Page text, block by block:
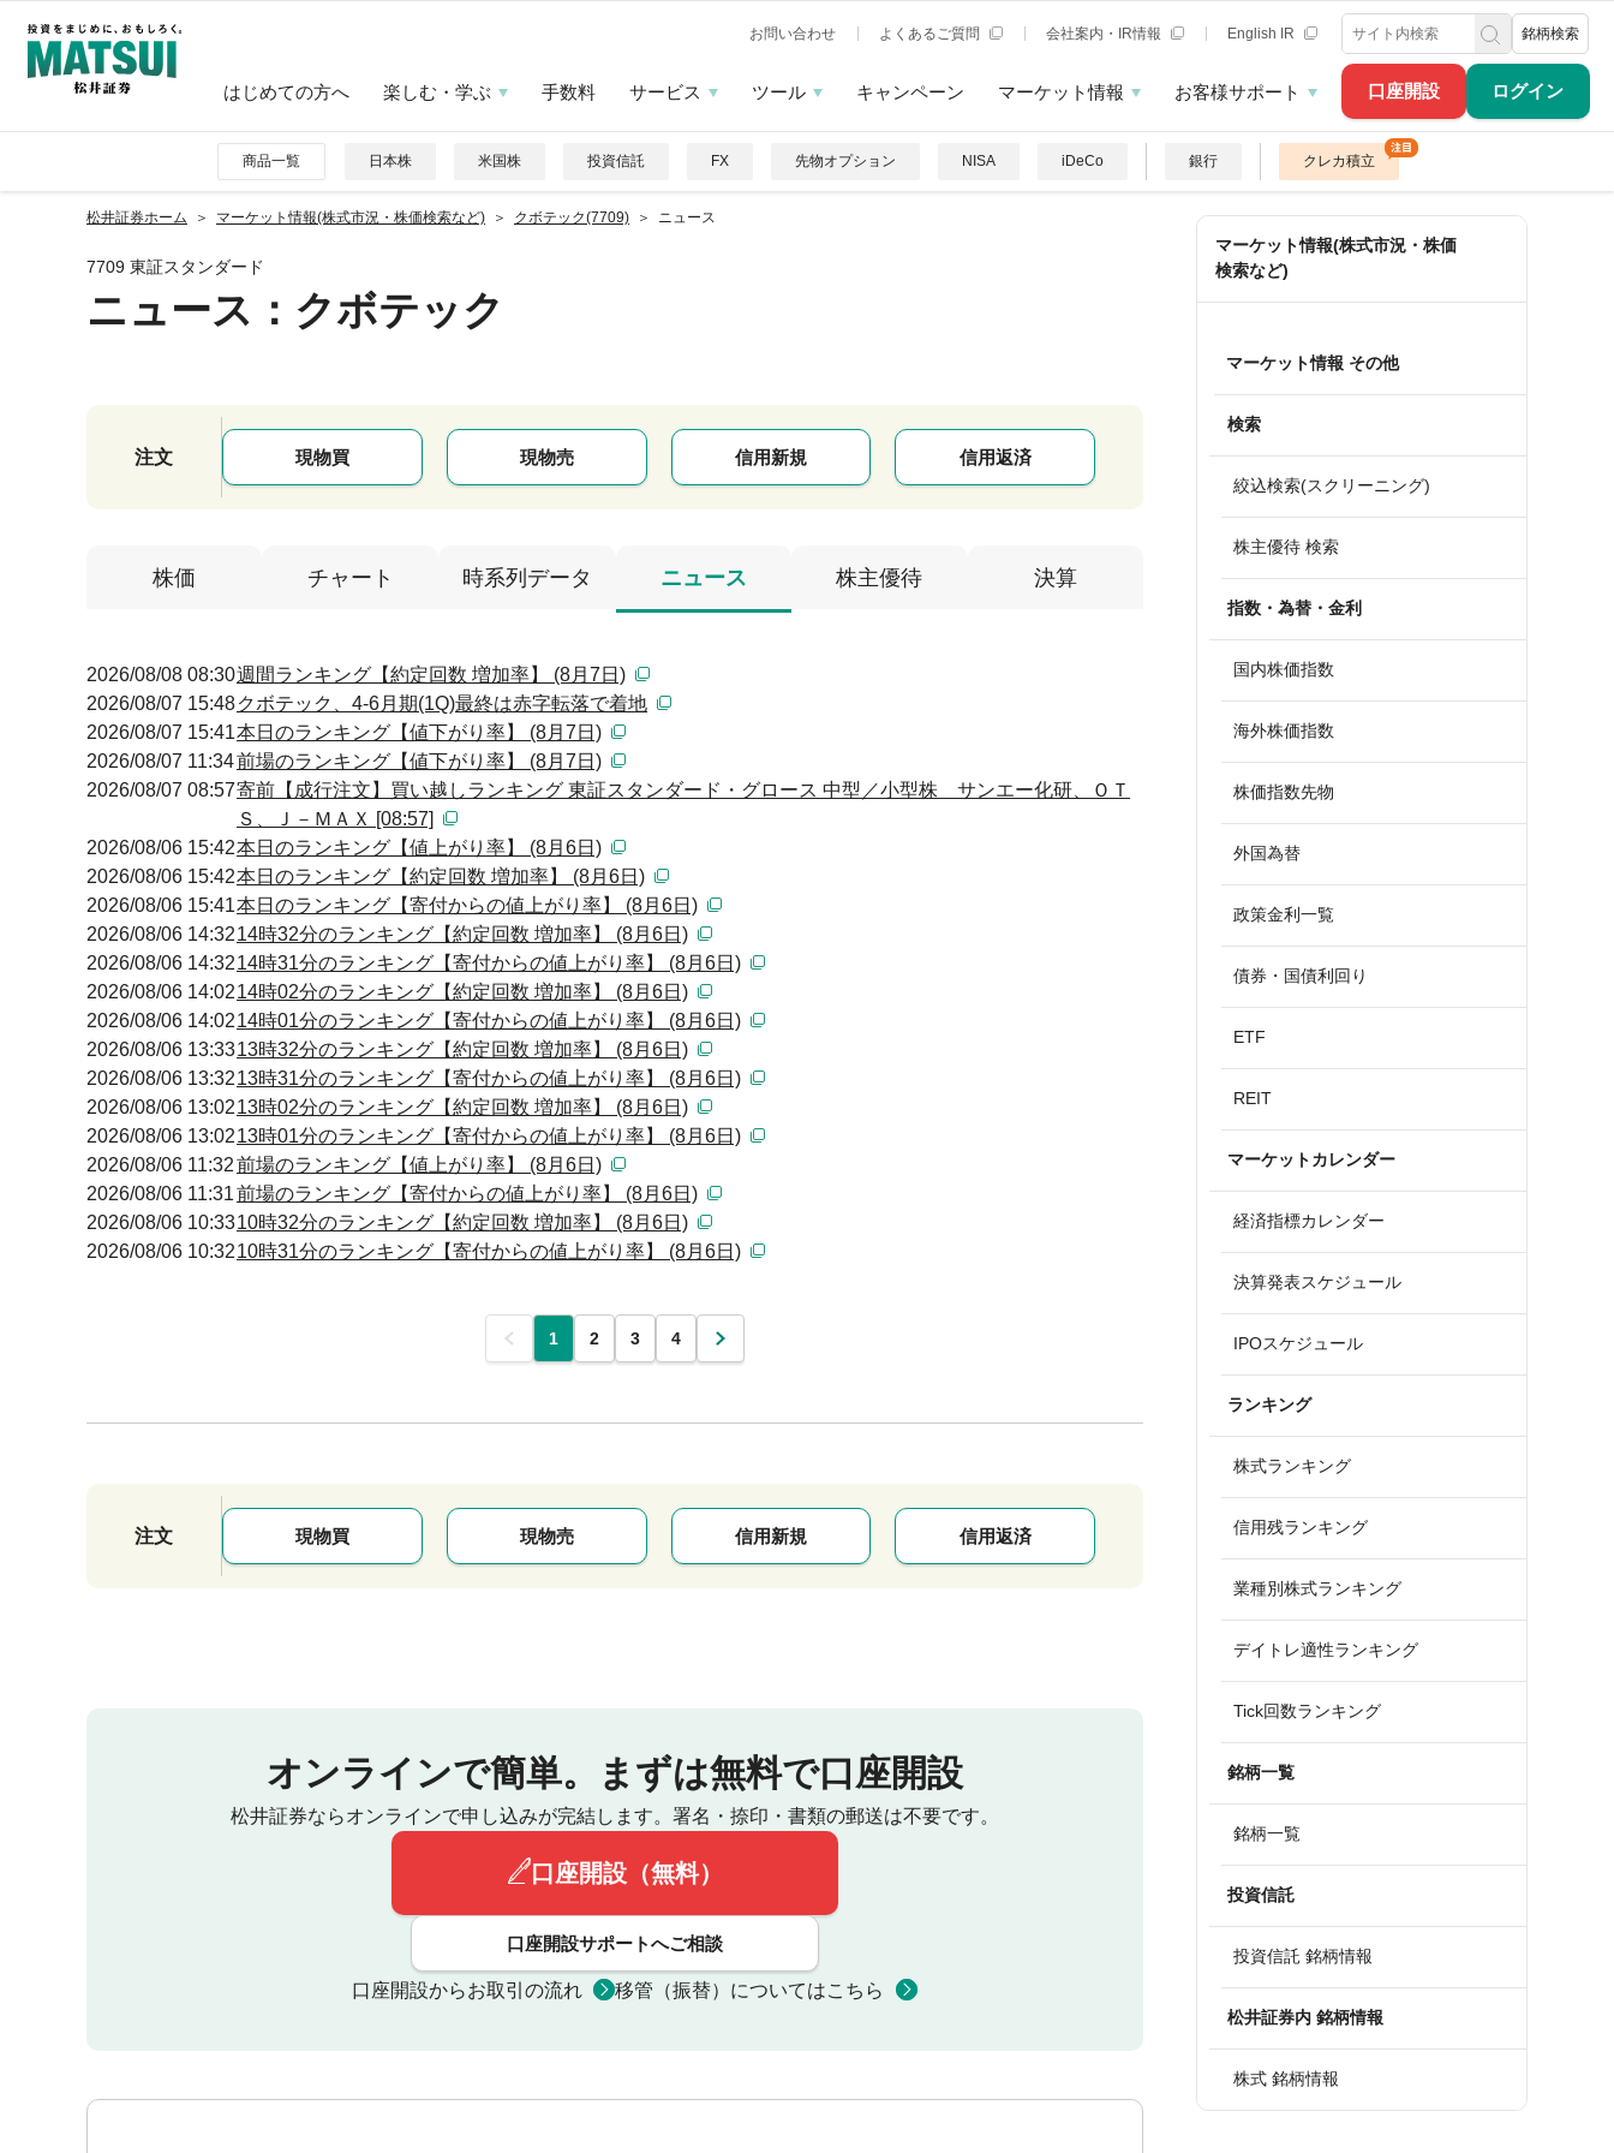
口座開設 ログイン
お問い合わせ よくあるご質問 会社案内・IR情報 English IR 銘柄検索
はじめての方へ 楽しむ・学ぶ 手数料 サービス ツール キャンペーン マーケット情報 お客様サポート
商品一覧 日本株 米国株 投資信託 FX 先物オプション NISA iDeCo 銀行 クレカ積立
松井証券ホーム マーケット情報(株式市況・株価検索など) クボテック(7709) ニュース
7709 東証スタンダード
ニュース ：クボテック
注文 現物買 現物売 信用新規 信用返済
株価 チャート 時系列データ ニュース 株主優待 決算
2026/08/08 08:30週間ランキング【約定回数 増加率】 (8月7日)
2026/08/07 15:48クボテック、4-6月期(1Q)最終は赤字転落で着地
2026/08/07 15:41本日のランキング【値下がり率】 (8月7日)
2026/08/07 11:34前場のランキング【値下がり率】 (8月7日)
2026/08/07 08:57寄前【成行注文】買い越しランキング 東証スタンダード・グロース 中型／小型株 サンエー化研、ＯＴ
Ｓ、Ｊ－ＭＡＸ [08:57]
2026/08/06 15:42本日のランキング【値上がり率】 (8月6日)
2026/08/06 15:42本日のランキング【約定回数 増加率】 (8月6日)
2026/08/06 15:41本日のランキング【寄付からの値上がり率】 (8月6日)
2026/08/06 14:3214時32分のランキング【約定回数 増加率】 (8月6日)
2026/08/06 14:3214時31分のランキング【寄付からの値上がり率】 (8月6日)
2026/08/06 14:0214時02分のランキング【約定回数 増加率】 (8月6日)
2026/08/06 14:0214時01分のランキング【寄付からの値上がり率】 (8月6日)
2026/08/06 13:3313時32分のランキング【約定回数 増加率】 (8月6日)
2026/08/06 13:3213時31分のランキング【寄付からの値上がり率】 (8月6日)
2026/08/06 13:0213時02分のランキング【約定回数 増加率】 (8月6日)
2026/08/06 13:0213時01分のランキング【寄付からの値上がり率】 (8月6日)
2026/08/06 11:32前場のランキング【値上がり率】 (8月6日)
2026/08/06 11:31前場のランキング【寄付からの値上がり率】 (8月6日)
2026/08/06 10:3310時32分のランキング【約定回数 増加率】 (8月6日)
2026/08/06 10:3210時31分のランキング【寄付からの値上がり率】 (8月6日)
前 1 2 3 4 次
注文 現物買 現物売 信用新規 信用返済
オンラインで簡単。 まずは無料で口座開設
松井証券ならオンラインで申し込みが完結します。 署名・捺印・書類の郵送は不要です。
口座開設（無料）
口座開設サポートへご相談
口座開設からお取引の流れ 移管（振替）についてはこちら
マーケット情報(株式市況・株価
検索など)
マーケット情報 その他
検索
絞込検索(スクリーニング)
株主優待 検索
指数・為替・金利
国内株価指数
海外株価指数
株価指数先物
外国為替
政策金利一覧
債券・国債利回り
ETF
REIT
マーケットカレンダー
経済指標カレンダー
決算発表スケジュール
IPOスケジュール
ランキング
株式ランキング
信用残ランキング
業種別株式ランキング
デイトレ適性ランキング
Tick回数ランキング
銘柄一覧
銘柄一覧
投資信託
投資信託 銘柄情報
松井証券内 銘柄情報
株式 銘柄情報